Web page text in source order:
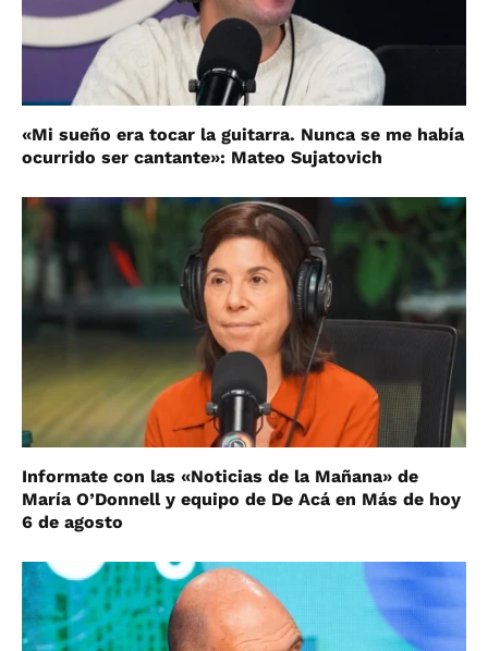
«Mi sueño era tocar la guitarra. Nunca se me había
ocurrido ser cantante»: Mateo Sujatovich
Informate con las «Noticias de la Mañana» de
María O’Donnell y equipo de De Acá en Más de hoy
6 de agosto